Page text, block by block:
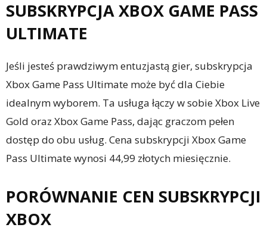
SUBSKRYPCJA XBOX GAME PASS
ULTIMATE
Jeśli jesteś prawdziwym entuzjastą gier, subskrypcja
Xbox Game Pass Ultimate może być dla Ciebie
idealnym wyborem. Ta usługa łączy w sobie Xbox Live
Gold oraz Xbox Game Pass, dając graczom pełen
dostęp do obu usług. Cena subskrypcji Xbox Game
Pass Ultimate wynosi 44,99 złotych miesięcznie.
PORÓWNANIE CEN SUBSKRYPCJI
XBOX